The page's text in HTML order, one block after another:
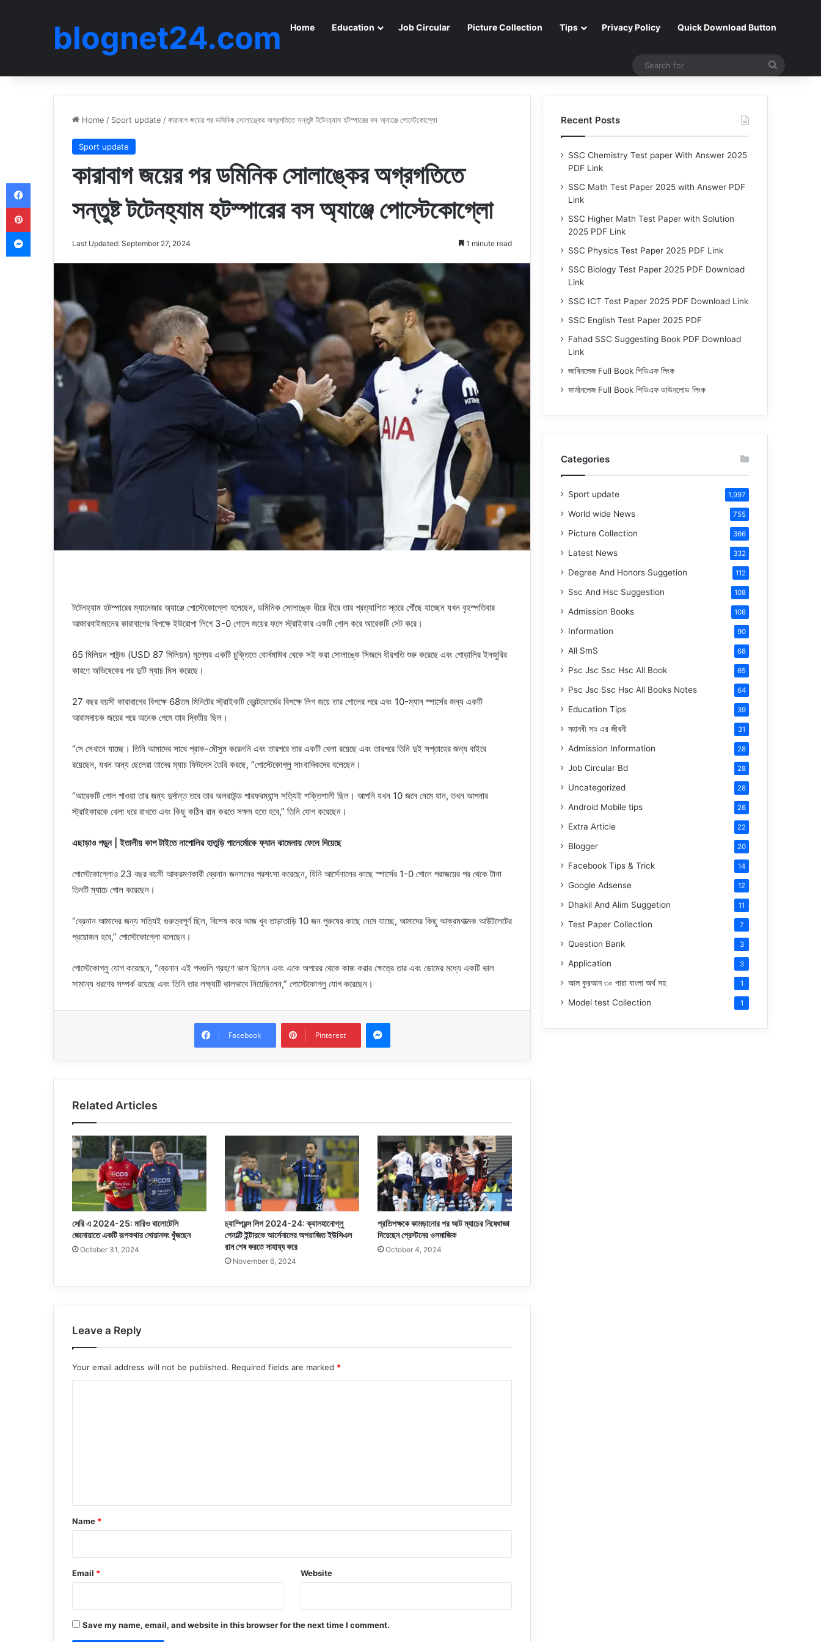
blognet24.com Home Education Job Circular Picture Collection Tips Privacy Policy Quick Download Button
Home / Sport update /কারাবাগ জয়ের পর ডমিনিক সোলাঙ্কের অগ্রগতিতে সন্তুষ্ট টটেনহ্যাম হটস্পারের বস অ্যাঞ্জে পোস্টেকোগ্লো
Sport update
কারাবাগ জয়ের পর ডমিনিক সোলাঙ্কের অগ্রগতিতে
সন্তুষ্ট টটেনহ্যাম হটস্পারের বস অ্যাঞ্জে পোস্টেকোগ্লো
Last Updated: September 27, 2024 1 minute read
টটেনহ্যাম হটস্পারের ম্যানেজার অ্যাঞ্জে পোস্টেকোগ্লো বলেছেন, ডমিনিক সোলাঙ্কে ধীরে ধীরে তার প্রত্যাশিত স্তরে পৌঁছে যাচ্ছেন যখন বৃহস্পতিবার
আজারবাইজানের কারাবাগের বিপক্ষে ইউরোপা লিগে 3-0 গোলে জয়ের ফলে স্ট্রাইকার একটি গোল করে আরেকটি সেট করে।
65 মিলিয়ন পাউন্ড (USD 87 মিলিয়ন) মূল্যের একটি চুক্তিতে বোর্নমাউথ থেকে সই করা সোলাঙ্কে সিজনে ধীরগতি শুরু করেছে এবং গোড়ালির ইনজুরির
কারণে অভিষেকের পর দুটি ম্যাচ মিস করেছে।
27 বছর বয়সী কারাবাগের বিপক্ষে 68তম মিনিটের স্ট্রাইকটি ব্রেন্টফোর্ডের বিপক্ষে লিগ জয়ে তার গোলের পরে এবং 10-ম্যান স্পার্সের জন্য একটি
আরামদায়ক জয়ের পরে অনেক গেমে তার দ্বিতীয় ছিল।
“সে সেখানে যাচ্ছে। তিনি আমাদের সাথে প্রাক-মৌসুম করেননি এবং তারপরে তার একটি খেলা রয়েছে এবং তারপরে তিনি দুই সপ্তাহের জন্য বাইরে
রয়েছেন, যখন অন্য ছেলেরা তাদের ম্যাচ ফিটনেস তৈরি করছে, “পোস্টেকোগ্লু সাংবাদিকদের বলেছেন।
“আরেকটি গোল পাওয়া তার জন্য দুর্দান্ত তবে তার অলরাউন্ড পারফরম্যান্স সত্যিই শক্তিশালী ছিল। আপনি যখন 10 জনে নেমে যান, তখন আপনার
স্ট্রাইকারকে খেলা ধরে রাখতে এবং কিছু কঠিন রান করতে সক্ষম হতে হবে,” তিনি যোগ করেছেন।
এছাড়াও পড়ুন | ইতালীয় কাপ টাইতে নাপোলির হাতুড়ি পালের্মোকে ফ্যান ঝামেলায় ফেলে দিয়েছে
পোস্টেকোগ্লোও 23 বছর বয়সী আক্রমণকারী ব্রেনান জনসনের প্রশংসা করেছেন, যিনি আর্সেনালের কাছে স্পার্সের 1-0 গোলে পরাজয়ের পর থেকে টানা
তিনটি ম্যাচে গোল করেছেন।
“ব্রেনান আমাদের জন্য সত্যিই গুরুত্বপূর্ণ ছিল, বিশেষ করে আজ খুব তাড়াতাড়ি 10 জন পুরুষের কাছে নেমে যাচ্ছে, আমাদের কিছু আক্রমণাত্মক আউটলেটের
প্রয়োজন হবে,” পোস্টেকোগ্লো বলেছেন।
পোস্টেকোগ্লু যোগ করেছেন, “ব্রেনান এই পদগুলি গ্রহণে ভাল ছিলেন এবং একে অপরের থেকে কাজ করার ক্ষেত্রে তার এবং ডোমের মধ্যে একটি ভাল
সামান্য ধরণের সম্পর্ক রয়েছে এবং তিনি তার লক্ষ্যটি ভালভাবে নিয়েছিলেন,” পোস্টেকোগ্লু যোগ করেছেন।
Facebook Pinterest
Messenger
Related Articles
সেরি এ 2024-25: মারিও বালোটেলি
জেনোয়াতে একটি রূপকথার সোয়ানসং খুঁজছেন
October 31, 2024
চ্যাম্পিয়ন্স লিগ 2024-24: ক্যালহানোগ্লু
পেনাল্টি ইন্টারকে আর্সেনালের অপরাজিত ইউসিএল
রান শেষ করতে সাহায্য করে
November 6, 2024
প্রতিপক্ষকে কামড়ানোর পর আট ম্যাচের নিষেধাজ্ঞা
দিয়েছেন প্রেস্টনের ওসমাজিক
October 4, 2024
Leave a Reply
Your email address will not be published. Required fields are marked *
*
Name *
Email * Website
Save my name, email, and website in this browser for the next time I comment.
Recent Posts
SSC Chemistry Test paper With Answer 2025
PDF Link
SSC Math Test Paper 2025 with Answer PDF
Link
SSC Higher Math Test Paper with Solution
2025 PDF Link
SSC Physics Test Paper 2025 PDF Link
SSC Biology Test Paper 2025 PDF Download
Link
SSC ICT Test Paper 2025 PDF Download Link
SSC English Test Paper 2025 PDF
Fahad SSC Suggesting Book PDF Download
Link
জাবিনলেজ Full Book পিডিএফ লিংক
ফার্মানলেজ Full Book পিডিএফ ডাউনলোড লিংক
Categories
Sport update 1,997
World wide News 755
Picture Collection 366
Latest News 332
Degree And Honors Suggetion 112
Ssc And Hsc Suggestion 108
Admission Books 108
Information 90
All SmS 68
Psc Jsc Ssc Hsc All Book 65
Psc Jsc Ssc Hsc All Books Notes 64
Education Tips 39
মহানবীসাঃ এর জীবনী 31
Admission Information 28
Job Circular Bd 28
Uncategorized 28
Android Mobile tips 26
Extra Article 22
Blogger 20
Facebook Tips & Trick 14
Google Adsense 12
Dhakil And Alim Suggetion 11
Test Paper Collection 7
Question Bank 3
Application 3
আল কুরআন ৩০ পারা বাংলা অর্থ সহ 1
Model test Collection 1
Facebook
Pinterest
Messenger